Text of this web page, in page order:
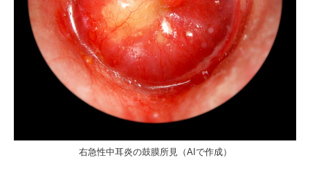
右急性中耳炎の鼓膜所見（AIで作成）